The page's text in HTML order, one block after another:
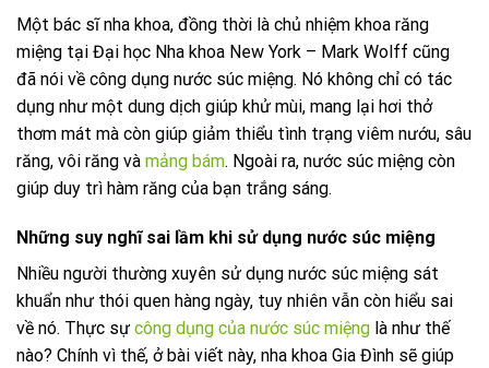
Một bác sĩ nha khoa, đồng thời là chủ nhiệm khoa răng
miệng tại Đại học Nha khoa New York – Mark Wolff cũng
đã nói về công dụng nước súc miệng. Nó không chỉ có tác
dụng như một dung dịch giúp khử mùi, mang lại hơi thở
thơm mát mà còn giúp giảm thiểu tình trạng viêm nướu, sâu
răng, vôi răng và mảng bám. Ngoài ra, nước súc miệng còn
giúp duy trì hàm răng của bạn trắng sáng.
Những suy nghĩ sai lầm khi sử dụng nước súc miệng
Nhiều người thường xuyên sử dụng nước súc miệng sát
khuẩn như thói quen hàng ngày, tuy nhiên vẫn còn hiểu sai
về nó. Thực sự công dụng của nước súc miệng là như thế
nào? Chính vì thế, ở bài viết này, nha khoa Gia Đình sẽ giúp